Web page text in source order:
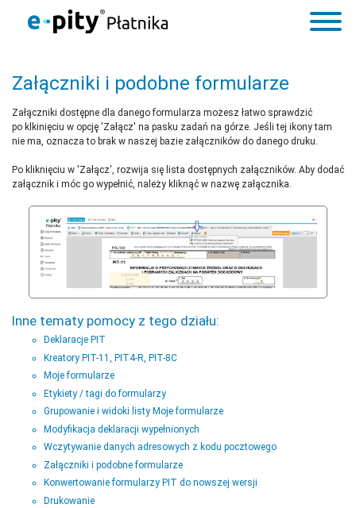
Załączniki i podobne formularze
Załączniki dostępne dla danego formularza możesz łatwo sprawdzić
po klkinięciu w opcję 'Załącz' na pasku zadań na górze. Jeśli tej ikony tam
nie ma, oznacza to brak w naszej bazie załączników do danego druku.
Po kliknięciu w 'Załącz', rozwija się lista dostępnych załączników. Aby dodać
załącznik i móc go wypełnić, należy kliknąć w nazwę załącznika.
Inne tematy pomocy z tego działu:
Deklaracje PIT
Kreatory PIT-11, PIT4-R, PIT-8C
Moje formularze
Etykiety / tagi do formularzy
Grupowanie i widoki listy Moje formularze
Modyfikacja deklaracji wypełnionych
Wczytywanie danych adresowych z kodu pocztowego
Załączniki i podobne formularze
Konwertowanie formularzy PIT do nowszej wersji
Drukowanie